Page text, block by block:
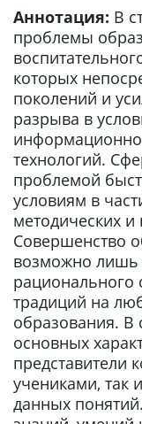
Аннотация: В
проблемы
которых
поколений и
разрыва в
технологий.
проблемой
условиям в
методических
Совершенство
возможно лишь
традиций на
образования. В
основных
представители
учениками, так
данных